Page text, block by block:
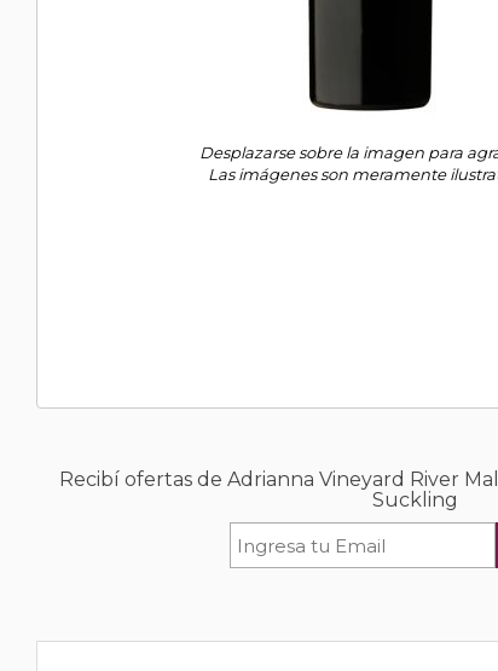
Desplazarse sobre la imagen para
Las imágenes son meramente
Recibí ofertas de Adrianna Vineyard River
Suckling